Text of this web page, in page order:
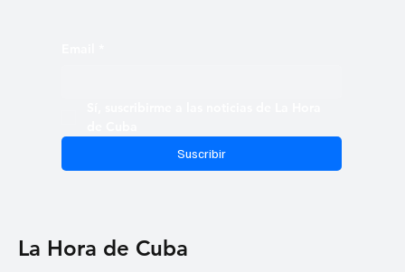
Suscribir
La Hora de Cuba